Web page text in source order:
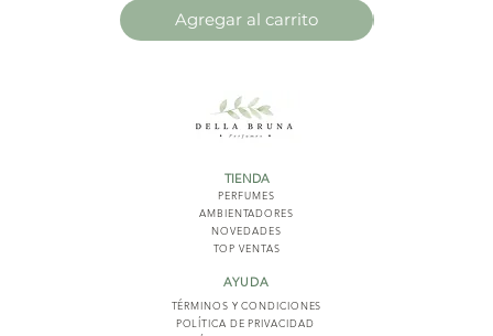
Agregar al carrito
TIENDA
PERFUMES
AMBIENTADORES
NOVEDADES
TOP VENTAS
AYUDA
TÉRMINOS Y CONDICIONES
POLÍTICA DE PRIVACIDAD